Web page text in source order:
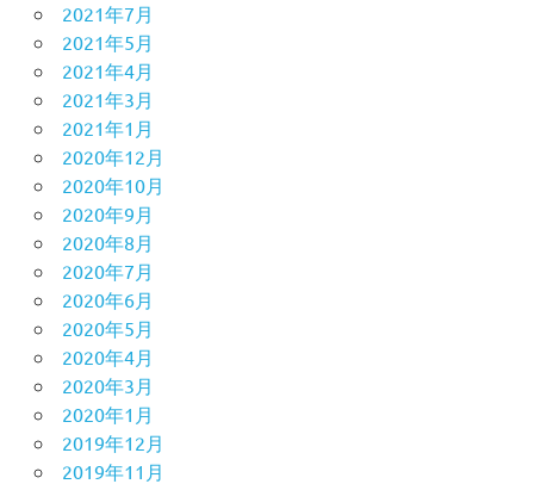
2021年7月
2021年5月
2021年4月
2021年3月
2021年1月
2020年12月
2020年10月
2020年9月
2020年8月
2020年7月
2020年6月
2020年5月
2020年4月
2020年3月
2020年1月
2019年12月
2019年11月